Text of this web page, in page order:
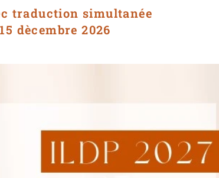
traduction simultanée
dècembre 2026